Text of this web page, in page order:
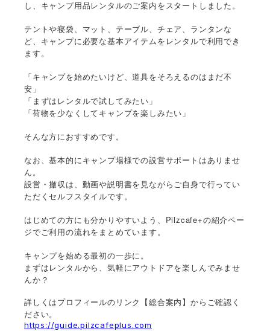
し、キャンプ用品レンタルのご案内をスタートしました。
テントや寝袋、マット、テーブル、チェア、ランタンな
ど、キャンプに必要な基本アイテムをレンタルで利用でき
ます。
「キャンプを始めたいけど、道具をそろえるのはまだ不
安」
「まずはレンタルで試してみたい」
「荷物を少なくしてキャンプを楽しみたい」
そんな方におすすめです。
なお、基本的にキャンプ場様での設営サポートはありませ
ん。
設営・撤収は、動画や説明書を見ながらご自身で行ってい
ただくセルフスタイルです。
はじめての方にも分かりやすいよう、Pilzcafe+の紹介ペー
ジでご利用の流れをまとめています。
キャンプを始める最初の一歩に。
まずはレンタルから、気軽にアウトドアを楽しんでみませ
んか？
詳しくはプロフィールのリンク【総合案内】からご確認く
ださい。
https://guide.pilzcafeplus.com